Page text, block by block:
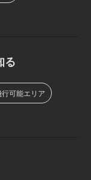
る
行可能エリア